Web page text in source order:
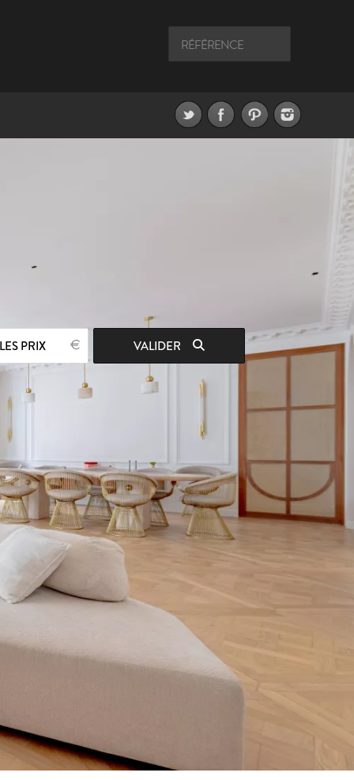
PRIX VALIDER